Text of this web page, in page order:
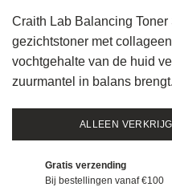
Craith Lab Balancing
gezichtstoner met
vochtgehalte van de huid
zuurmantel in balans brengt.
ALLEEN
Gratis verzending
Bij bestellingen vanaf €100